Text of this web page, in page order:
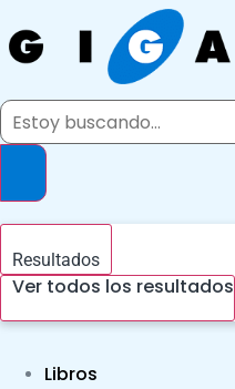
al
contenido
Search
Resultados
Ver todos los resultados
Libros